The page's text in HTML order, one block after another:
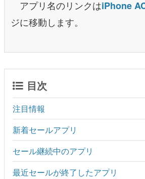
アプリ名のリンクはiPhone
ジに移動します。
目次
注目情報
新着セールアプリ
セール継続中のアプリ
最近セールが終了したアプリ